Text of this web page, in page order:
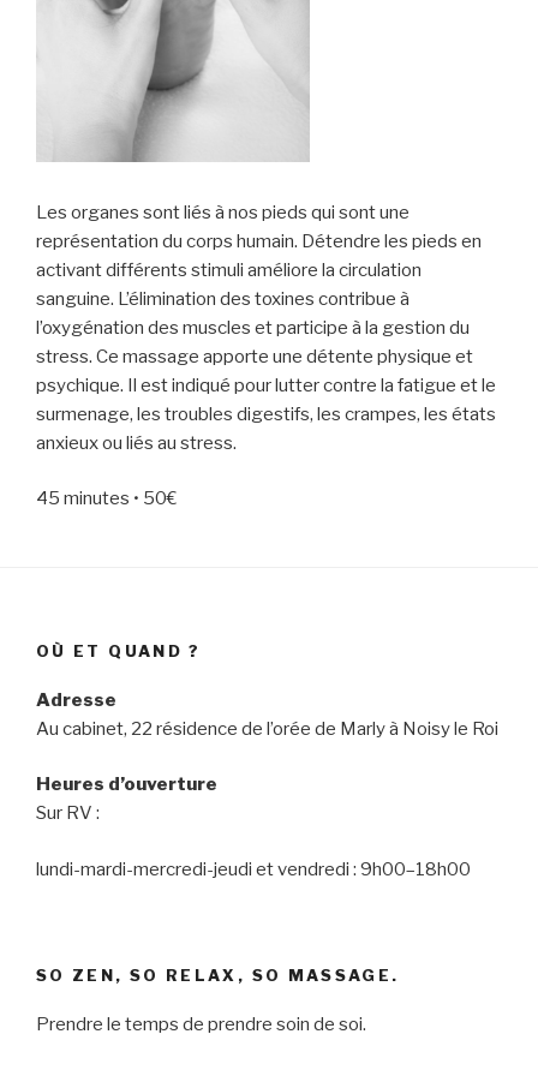
Les organes sont liés à nos pieds qui sont une
représentation du corps humain. Détendre les pieds en
activant différents stimuli améliore la circulation
sanguine. L’élimination des toxines contribue à
l’oxygénation des muscles et participe à la gestion du
stress. Ce massage apporte une détente physique et
psychique. Il est indiqué pour lutter contre la fatigue et le
surmenage, les troubles digestifs, les crampes, les états
anxieux ou liés au stress.
45 minutes • 50€
OÙ ET QUAND ?
Adresse
Au cabinet, 22 résidence de l’orée de Marly à Noisy le Roi
Heures d’ouverture
Sur RV :
lundi-mardi-mercredi-jeudi et vendredi : 9h00–18h00
SO ZEN, SO RELAX, SO MASSAGE.
Prendre le temps de prendre soin de soi.